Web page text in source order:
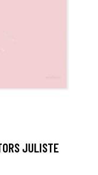
JULISTE